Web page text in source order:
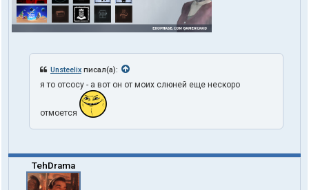
Unsteelix писал(а):
я то отсосу - а вот он от моих слюней еще нескоро
отмоется
TehDrama